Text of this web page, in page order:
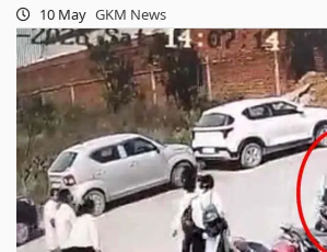
10 May GKM News